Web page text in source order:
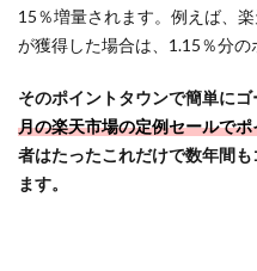
15％増量されます。例えば、
が獲得した場合は、1.15％分の
そのポイントタウンで簡単にゴ
月の楽天市場の定例セールで
者はたったこれだけで数年間
ます。